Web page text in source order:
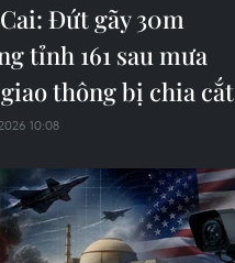
Đứt gãy 30m
tỉnh 161 sau mưa
thông bị chia cắt
10:08